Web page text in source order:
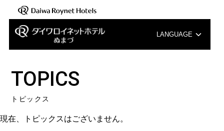
LANGUAGE
TOPICS
トピックス
現在、トピックスはございません。